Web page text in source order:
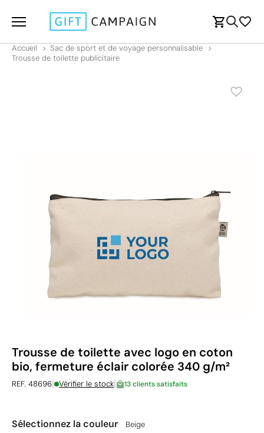
Accueil
Sac de sport et de voyage personnalisable
Trousse de toilette publicitaire
Trousse de toilette avec logo en coton
bio, fermeture éclair colorée 340 g/m²
REF. 48696| Vérifier le stock| 13 clients satisfaits
Sélectionnez la couleur Beige